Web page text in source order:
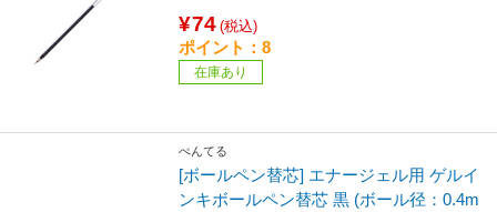
¥74 (税込)
ポイント：8
在庫あり
ぺんてる
[ボールペン替芯] エナージェル用 ゲルイ
ンキボールペン替芯 黒 (ボール径：0.4m